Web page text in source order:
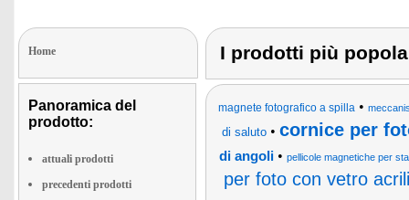
Home
Panoramica del
prodotto:
attuali prodotti
precedenti prodotti
I prodotti più
magnete fotografico a spilla •
di saluto• cornice per
di angoli • pellicole magnetiche per
per foto con vetro